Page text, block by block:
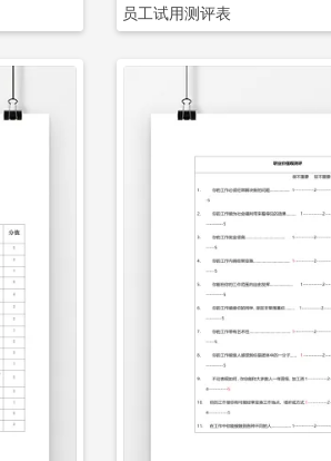
员工试用测评表
立即下载